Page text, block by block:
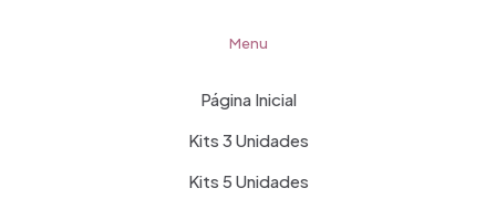
Menu
Página Inicial
Kits 3 Unidades
Kits 5 Unidades